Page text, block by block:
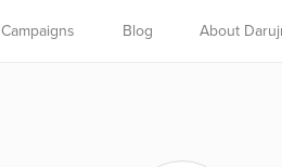
Campaigns Blog About